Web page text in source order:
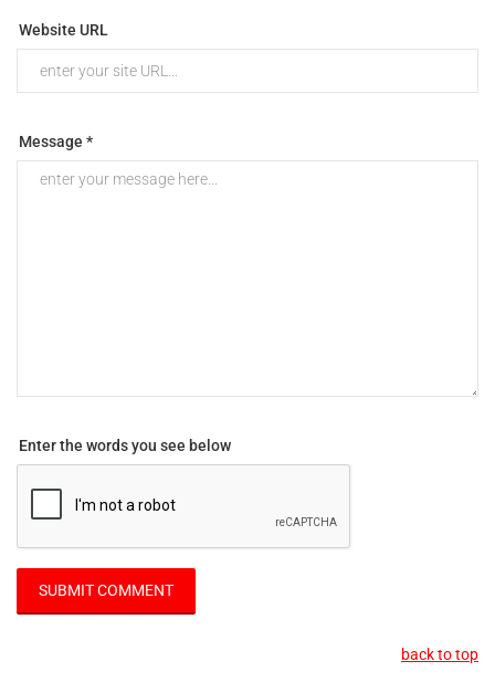
Website URL
Message *
Enter the words you see below
back to top